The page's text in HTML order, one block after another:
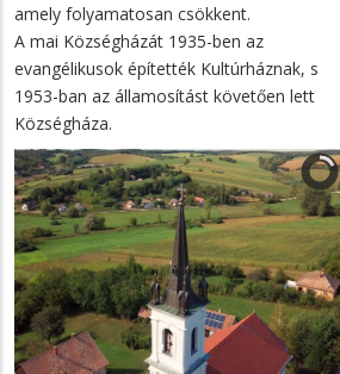
amely folyamatosan csökkent.
A mai Községházát 1935-ben az
evangélikusok építették Kultúrháznak, s
1953-ban az államosítást követően lett
Községháza.